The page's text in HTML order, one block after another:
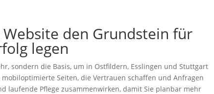
den Grundstein für
legen
sondern die Basis, um in Ostfildern, Esslingen und Stuttgart
Seiten, die Vertrauen schaffen und Anfragen
laufende Pflege zusammenwirken, damit Sie planbar mehr